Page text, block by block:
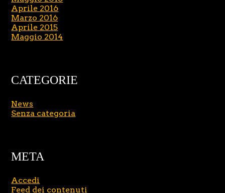
Aprile 2016
Marzo 2016
Aprile 2015
Maggio 2014
CATEGORIE
News
Senza categoria
META
Accedi
Feed dei contenuti